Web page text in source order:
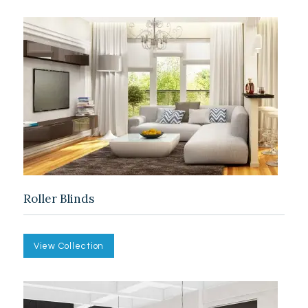
Roller Blinds
View Collection